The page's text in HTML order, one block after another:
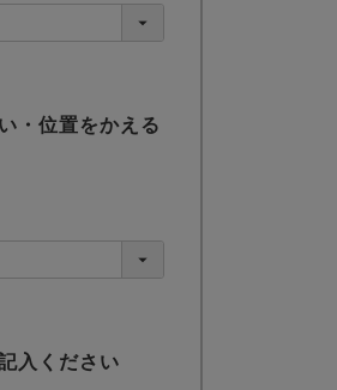
・位置をかえる
入ください